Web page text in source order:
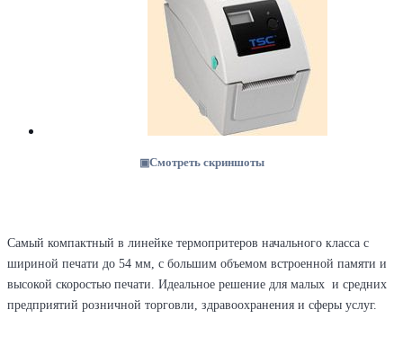
Смотреть скриншоты
Самый компактный в линейке термопритеров начального класса с
шириной печати до 54 мм, с большим объемом встроенной памяти и
высокой скоростью печати. Идеальное решение для малых и средних
предприятий розничной торговли, здравоохранения и сферы услуг.